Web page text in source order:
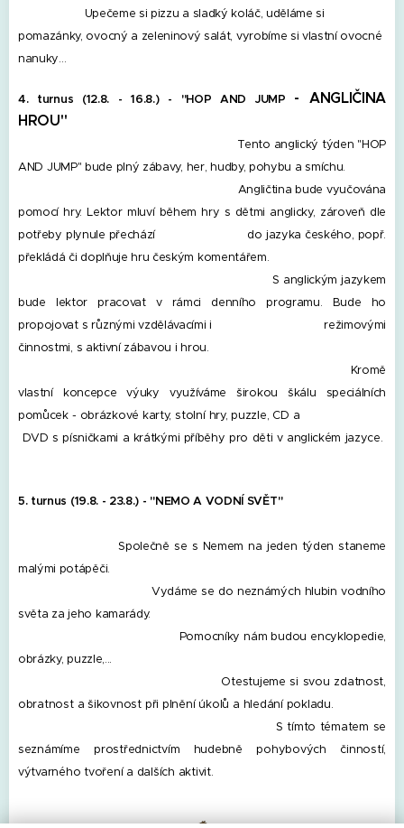
Upečeme si pizzu a sladký koláč, uděláme si
pomazánky, ovocný a zeleninový salát, vyrobíme si vlastní ovocné
nanuky…
4. turnus (12.8. - 16.8.) - "HOP AND JUMP - ANGLIČINA
HROU"
Tento anglický týden "HOP
AND JUMP" bude plný zábavy, her, hudby, pohybu a smíchu.
Angličtina bude vyučována
pomocí hry. Lektor mluví během hry s dětmi anglicky, zároveň dle
potřeby plynule přechází do jazyka českého, popř.
překládá či doplňuje hru českým komentářem.
S anglickým jazykem
bude lektor pracovat v rámci denního programu. Bude ho
propojovat s různými vzdělávacími i režimovými
činnostmi, s aktivní zábavou i hrou.
Kromě
vlastní koncepce výuky využíváme širokou škálu speciálních
pomůcek - obrázkové karty, stolní hry, puzzle, CD a
DVD s písničkami a krátkými příběhy pro děti v anglickém jazyce.
5. turnus (19.8. - 23.8.) - "NEMO A VODNÍ SVĚT"
Společně se s Nemem na jeden týden staneme
malými potápěči.
Vydáme se do neznámých hlubin vodního
světa za jeho kamarády.
Pomocníky nám budou encyklopedie,
obrázky, puzzle,...
Otestujeme si svou zdatnost,
obratnost a šikovnost při plnění úkolů a hledání pokladu.
S tímto tématem se
seznámíme prostřednictvím hudebně pohybových činností,
výtvarného tvoření a dalších aktivit.